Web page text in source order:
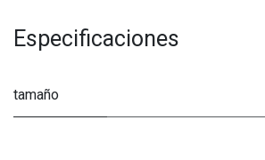
Especificaciones
tamaño